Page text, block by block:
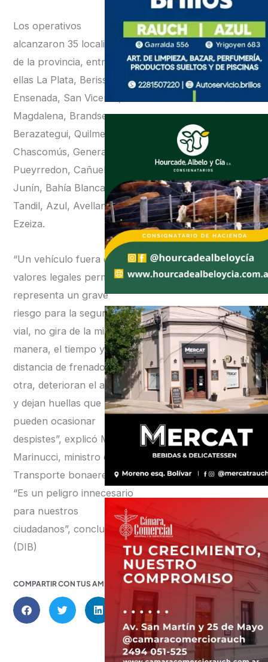
Los operativos
alcanzaron 35 localidades
de la provincia, entre
ellas La Plata, Berisso,
Ensenada, San Vicente,
Magdalena, Brandsen,
Berazategui, Quilmes,
Chascomús, General
Pueyrredon, Cañuelas,
Junín, Bahía Blanca,
Tandil, Azul, Avellaneda,
Ezeiza.
“Un vehículo fuera de los
valores legales permitidos
representa un grave
riesgo para la seguridad
vial, no gira de la misma
manera, el tiempo y la
distancia de frenado es
otra, deterioran el asfalto
y dejan huellas que
pueden ocasionar
despistes”, explicó Martín
Marinucci, ministro de
Transporte bonaerense.
“Es un peligro innecesario
para nuestros
ciudadanos”, concluyó.
(DIB)
COMPARTIR CON TUS AMIGOS